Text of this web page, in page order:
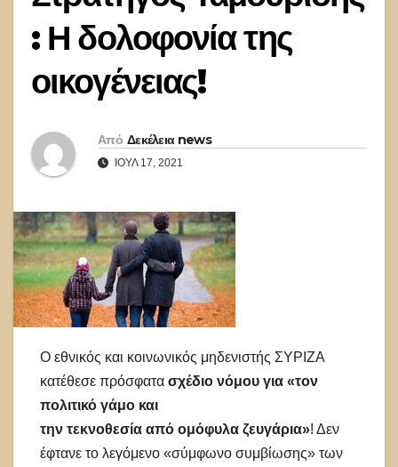
: Η δολοφονία της
οικογένειας!
Από Δεκέλεια news
ΙΟΎΛ 17, 2021
Ο εθνικός και κοινωνικός μηδενιστής ΣΥΡΙΖΑ
κατέθεσε πρόσφατα σχέδιο νόμου για «τον
πολιτικό γάμο και
την τεκνοθεσία από ομόφυλα ζευγάρια»! Δεν
έφτανε το λεγόμενο «σύμφωνο συμβίωσης» των